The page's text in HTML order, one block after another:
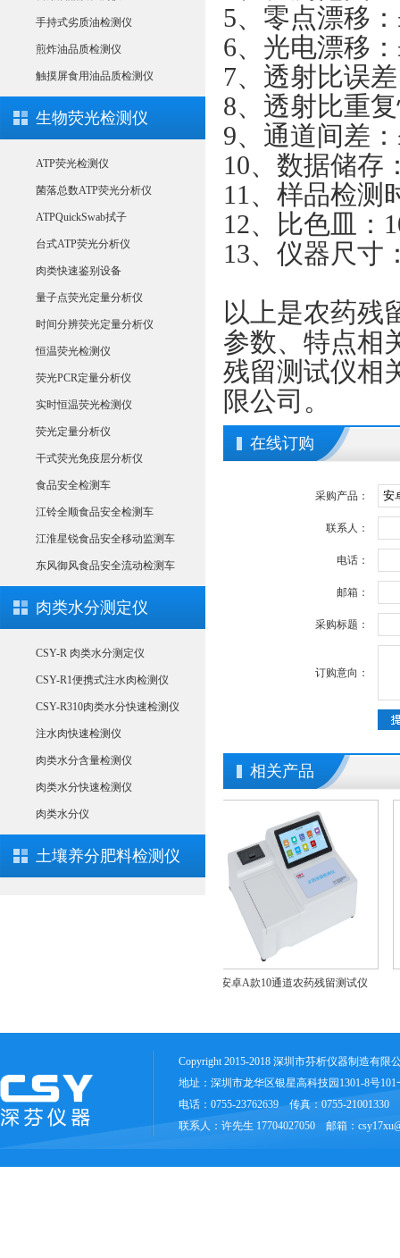
手持式劣质油检测仪
煎炸油品质检测仪
触摸屏食用油品质检测仪
生物荧光检测仪
ATP荧光检测仪
菌落总数ATP荧光分析仪
ATPQuickSwab拭子
台式ATP荧光分析仪
肉类快速鉴别设备
量子点荧光定量分析仪
时间分辨荧光定量分析仪
恒温荧光检测仪
荧光PCR定量分析仪
实时恒温荧光检测仪
荧光定量分析仪
干式荧光免疫层分析仪
食品安全检测车
江铃全顺食品安全检测车
江淮星锐食品安全移动监测车
东风御风食品安全流动检测车
肉类水分测定仪
CSY-R 肉类水分测定仪
CSY-R1便携式注水肉检测仪
CSY-R310肉类水分快速检测仪
注水肉快速检测仪
肉类水分含量检测仪
肉类水分快速检测仪
肉类水分仪
土壤养分肥料检测仪
5、零点漂移
6、光电漂移
7、透射比误
8、透射比重
9、通道间差
10、数据储存
11、样品检测
12、比色皿：
13、仪器尺寸
以上是农药残
参数、特点相
残留测试仪相
限公司。
在线订购
采购产品：
联系人：
电话：
邮箱：
采购标题：
订购意向：
相关产品
安卓A款10通道农药残留测试仪
Copyright 2015-2018 深圳市芬析仪器制造有
地址：深圳市龙华区银星高科技园1301-8号101
电话：0755-23762639 传真：0755-21001330
联系人：许先生 17704027050 邮箱：